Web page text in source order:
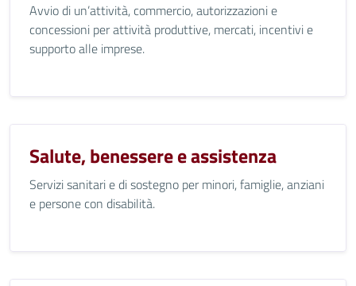
Avvio di un’attività, commercio, autorizzazioni e
concessioni per attività produttive, mercati, incentivi e
supporto alle imprese.
Salute, benessere e assistenza
Servizi sanitari e di sostegno per minori, famiglie, anziani
e persone con disabilità.